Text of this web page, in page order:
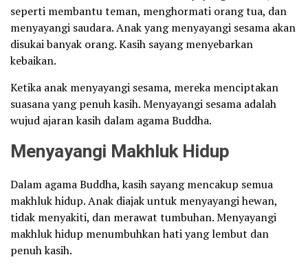
seperti membantu teman, menghormati orang tua, dan
menyayangi saudara. Anak yang menyayangi sesama akan
disukai banyak orang. Kasih sayang menyebarkan
kebaikan.
Ketika anak menyayangi sesama, mereka menciptakan
suasana yang penuh kasih. Menyayangi sesama adalah
wujud ajaran kasih dalam agama Buddha.
Menyayangi Makhluk Hidup
Dalam agama Buddha, kasih sayang mencakup semua
makhluk hidup. Anak diajak untuk menyayangi hewan,
tidak menyakiti, dan merawat tumbuhan. Menyayangi
makhluk hidup menumbuhkan hati yang lembut dan
penuh kasih.